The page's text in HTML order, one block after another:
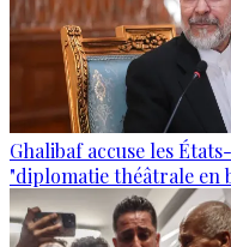
Ghalibaf accuse les
"diplomatie théâtrale en